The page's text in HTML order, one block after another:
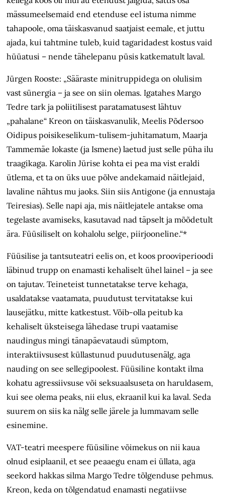
mässumeelsemaid end etenduse eel istuma nimme
tahapoole, oma täiskasvanud saatjaist eemale, et juttu
ajada, kui tahtmine tuleb, kuid tagaridadest kostus vaid
hüüatusi – nende tähelepanu püsis katkematult laval.
Jürgen Rooste: „Sääraste minitruppidega on olulisim
vast sünergia – ja see on siin olemas. Igatahes Margo
Tedre tark ja poliitilisest paratamatusest lähtuv
„pahalane“ Kreon on täiskasvanulik, Meelis Põdersoo
Oidipus poisikeselikum-tulisem-juhitamatum, Maarja
Tammemäe Iokaste (ja Ismene) laetud just selle püha ilu
traagikaga. Karolin Jürise kohta ei pea ma vist eraldi
ütlema, et ta on üks uue põlve andekamaid näitlejaid,
lavaline nähtus mu jaoks. Siin siis Antigone (ja ennustaja
Teiresias). Selle napi aja, mis näitlejatele antakse oma
tegelaste avamiseks, kasutavad nad täpselt ja mõõdetult
ära. Füüsiliselt on kohalolu selge, piirjooneline.“*
Füüsilise ja tantsuteatri eelis on, et koos prooviperioodi
läbinud trupp on enamasti kehaliselt ühel lainel – ja see
on tajutav. Teineteist tunnetatakse terve kehaga,
usaldatakse vaatamata, puudutust tervitatakse kui
lausejätku, mitte katkestust. Võib-olla peitub ka
kehaliselt üksteisega lähedase trupi vaatamise
naudingus mingi tänapäevataudi sümptom,
interaktiivsusest küllastunud puudutusenälg, aga
nauding on see sellegipoolest. Füüsiline kontakt ilma
kohatu agressiivsuse või seksuaalsuseta on haruldasem,
kui see olema peaks, nii elus, ekraanil kui ka laval. Seda
suurem on siis ka nälg selle järele ja lummavam selle
esinemine.
VAT-teatri meespere füüsiline võimekus on nii kaua
olnud esiplaanil, et see peaaegu enam ei üllata, aga
seekord hakkas silma Margo Tedre tõlgenduse pehmus.
Kreon, keda on tõlgendatud enamasti negatiivse